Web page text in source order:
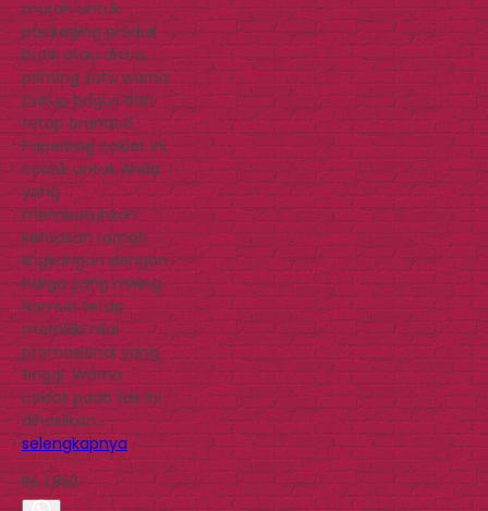
murah untuk
packaging produk
butik atau distro,
printing satu warna
cukup bagus dan
tetap branded.
Paperbag coklat ini
cocok untuk Anda
yang
membutuhkan
kemasan ramah
lingkungan dengan
harga yang miring.
Namun tetap
memiliki nilai
promosional yang
tinggi. Warna
coklat pada tas ini
dihasilkan…
selengkapnya
Rp 1.850